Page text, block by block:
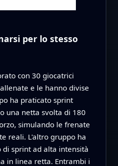
per lo stesso
con 30 giocatrici
e le hanno divise
ha praticato sprint
una netta svolta di 180
simulando le frenate
reali. L'altro gruppo ha
di sprint ad alta intensità
in linea retta. Entrambi i